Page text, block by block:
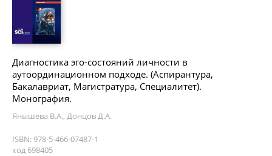
Диагностика эго-состояний личности в
аутоординационном подходе. (Аспирантура,
Бакалавриат, Магистратура, Специалитет).
Монография.
Янышева В.А., Донцов Д.А.
ISBN: 978-5-466-07487-1
код 698405